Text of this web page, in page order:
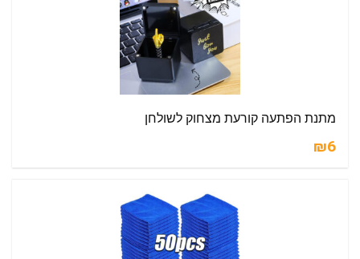
מתנת הפתעה קורעת מצחוק לשולחן
₪6